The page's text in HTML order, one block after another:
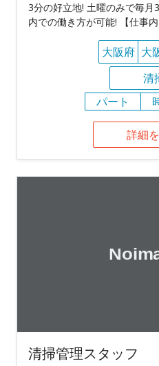
3分の好立地! 土曜のみで毎
内での働き方が可能! 【仕事内
大阪府 大
清
パート
詳細
清掃管理スタッフ